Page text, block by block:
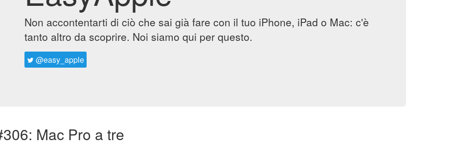
Non accontentarti di ciò che sai già fare con il tuo iPhone, iPad o Mac: c'è
tanto altro da scoprire. Noi siamo qui per questo.
@easy_apple
Mac Pro a tre